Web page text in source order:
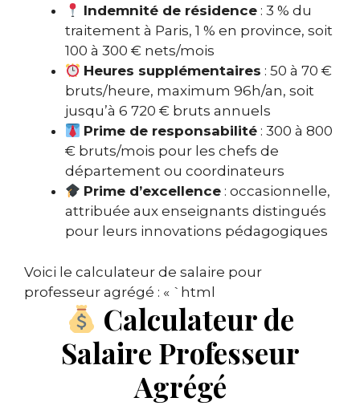
Indemnité de résidence : 3 % du
traitement à Paris, 1 % en province, soit
100 à 300 € nets/mois
Heures supplémentaires : 50 à 70 €
bruts/heure, maximum 96h/an, soit
jusqu’à 6 720 € bruts annuels
Prime de responsabilité : 300 à 800
€ bruts/mois pour les chefs de
département ou coordinateurs
Prime d’excellence : occasionnelle,
attribuée aux enseignants distingués
pour leurs innovations pédagogiques
Voici le calculateur de salaire pour
professeur agrégé : « `html
Calculateur de
Salaire Professeur
Agrégé